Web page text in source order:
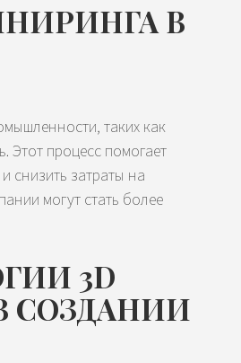
В
таких как
Этот процесс помогает
снизить затраты на
могут стать более
3D
СОЗДАНИИ